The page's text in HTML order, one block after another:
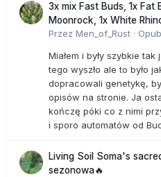
3x mix Fast Buds, 1x Fat
Moonrock, 1x White
Przez Men_of_Rust ·
Miałem i były szybkie
tego wyszło ale to było
dopracowali genetykę,
opisów na stronie. Ja
kończę póki co z nimi
i sporo automatów od
Living Soil Soma's
sezonowa🔥